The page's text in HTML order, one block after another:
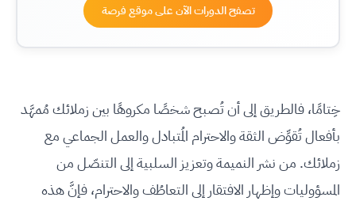
تصفح الدورات الآن على موقع فرصة
خِتامًا، فالطريق إلى أن تُصبح شخصًا مكروهًا بين زملائك مُمهَّد
بأفعال تُقوِّض الثقة والاحترام المُتبادل والعمل الجماعي مع
زملائك. من نشر النميمة وتعزيز السلبية إلى التنصّل من
المسؤوليات وإظهار الافتقار إلى التعاطُف والاحترام، فإنَّ هذه